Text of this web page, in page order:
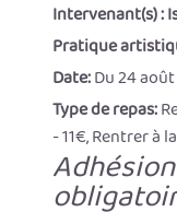
Intervenant(s) :
Pratique
Date:Du 24
Type de repas:
- 11€, Rentrer à